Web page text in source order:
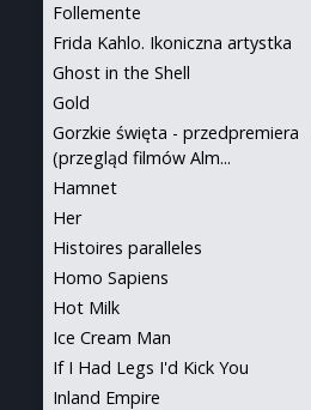
Follemente
Frida Kahlo. Ikoniczna artystka
Ghost in the Shell
Gold
Gorzkie święta - przedpremiera
(przegląd filmów Alm...
Hamnet
Her
Histoires paralleles
Homo Sapiens
Hot Milk
Ice Cream Man
If I Had Legs I'd Kick You
Inland Empire